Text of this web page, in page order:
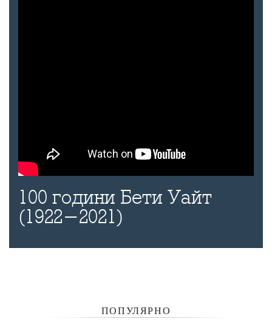
100 години Бети Уайт
(1922-2021)
ПОПУЛЯРНО